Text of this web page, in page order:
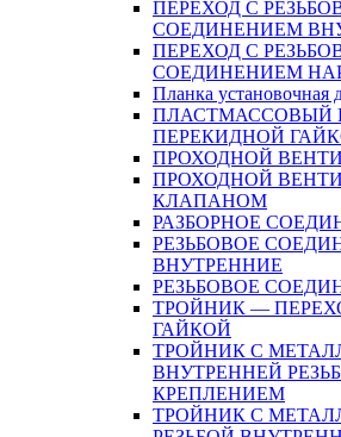
ПЕРЕХОД С
СОЕДИНЕНИЕМ
ПЕРЕХОД С
СОЕДИНЕНИЕМ
Планка установочная
ПЛАСТМАССОВЫЙ
ПЕРЕКИДНОЙ
ПРОХОДНОЙ
ПРОХОДНОЙ
КЛАПАНОМ
РАЗБОРНОЕ
РЕЗЬБОВОЕ
ВНУТРЕННИЕ
РЕЗЬБОВОЕ
ТРОЙНИК —
ГАЙКОЙ
ТРОЙНИК С
ВНУТРЕННЕЙ
КРЕПЛЕНИЕМ
ТРОЙНИК С